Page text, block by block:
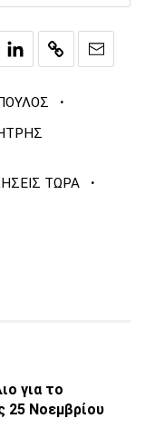
·
ΤΩΡΑ ·
για το
25 Νοεμβρίου